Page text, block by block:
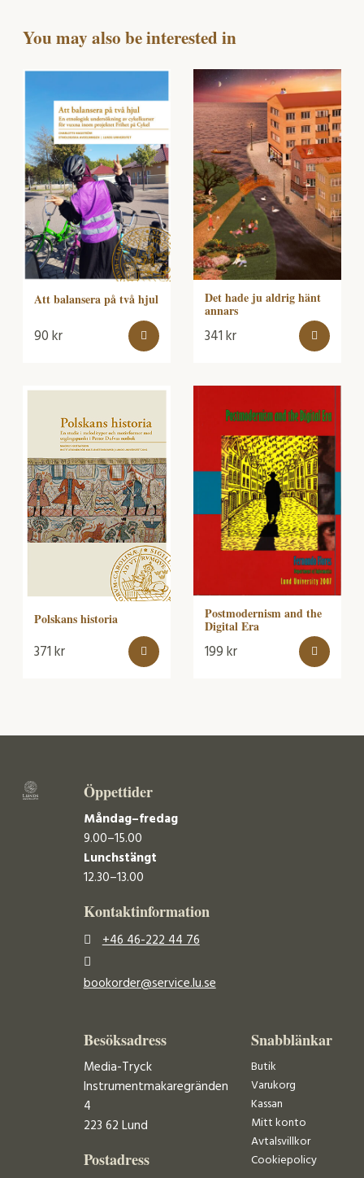
You may also be interested in
Att balansera på två hjul
90kr
Det hade ju aldrig hänt
annars
341kr
Polskans historia
371kr
Postmodernism and the
Digital Era
199kr
Öppettider
Måndag–fredag
9.00–15.00
Lunchstängt
12.30–13.00
Kontaktinformation
+46 46-222 44 76
bookorder@service.lu.se
Besöksadress
Media-Tryck
Instrumentmakaregränden
4
223 62 Lund
Postadress
Snabblänkar
Butik
Varukorg
Kassan
Mitt konto
Avtalsvillkor
Cookiepolicy